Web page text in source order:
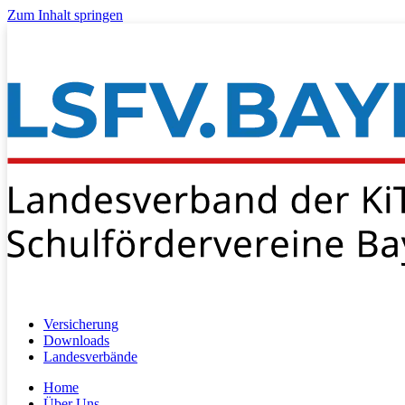
Zum Inhalt springen
Versicherung
Downloads
Landesverbände
Home